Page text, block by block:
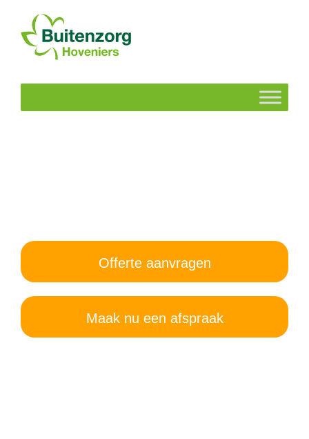
Offerte aanvragen
Maak nu een afspraak